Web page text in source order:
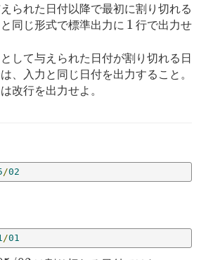
られた日付以降で最初に割り切れる
同じ形式で標準出力に 1
1 行で出力せ
して与えられた日付が割り切れる日
、入力と同じ日付を出力すること。
改行を出力せよ。
/02
/01